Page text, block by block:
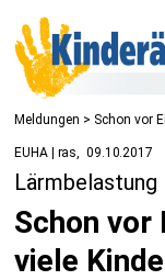
Meldungen > Schon vor
EUHA | ras 09.10.2017
Lärmbelastung
Schon vor
viele